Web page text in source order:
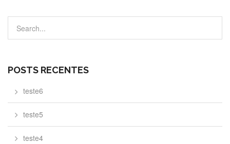
POSTS RECENTES
teste6
teste5
teste4